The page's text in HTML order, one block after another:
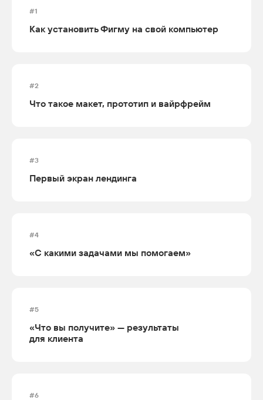
#1
Как установить Фигму на свой компьютер
#2
Что такое макет, прототип и вайрфрейм
#3
Первый экран лендинга
#4
«С какими задачами мы помогаем»
#5
«Что вы получите» — результаты
для клиента
#6